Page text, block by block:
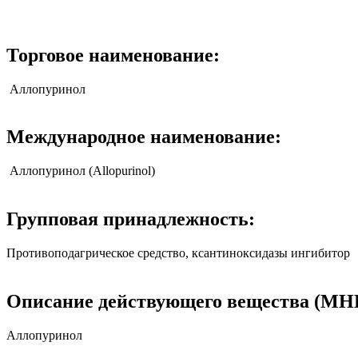
Торговое наименование:
Аллопуринол
Международное наименование:
Аллопуринол (Allopurinol)
Групповая принадлежность:
Противоподагрическое средство, ксантиноксидазы ингибитор
Описание действующего вещества
Аллопуринол